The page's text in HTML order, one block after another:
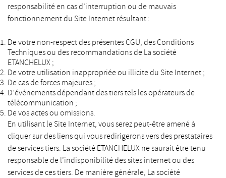
responsabilité en cas d’interruption ou de mauvais
fonctionnement du Site Internet résultant :
De votre non-respect des présentes CGU, des Conditions
Techniques ou des recommandations de La société
ETANCHELUX ;
De votre utilisation inappropriée ou illicite du Site Internet ;
De cas de forces majeures ;
D’événements dépendant des tiers tels les opérateurs de
télécommunication ;
De vos actes ou omissions.
En utilisant le Site Internet, vous serez peut-être amené à
cliquer sur des liens qui vous redirigerons vers des prestataires
de services tiers. La société ETANCHELUX ne saurait être tenu
responsable de l’indisponibilité des sites internet ou des
services de ces tiers. De manière générale, La société